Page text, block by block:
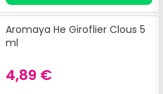
Aromaya He Giroflier Clous 5
ml
4,89 €